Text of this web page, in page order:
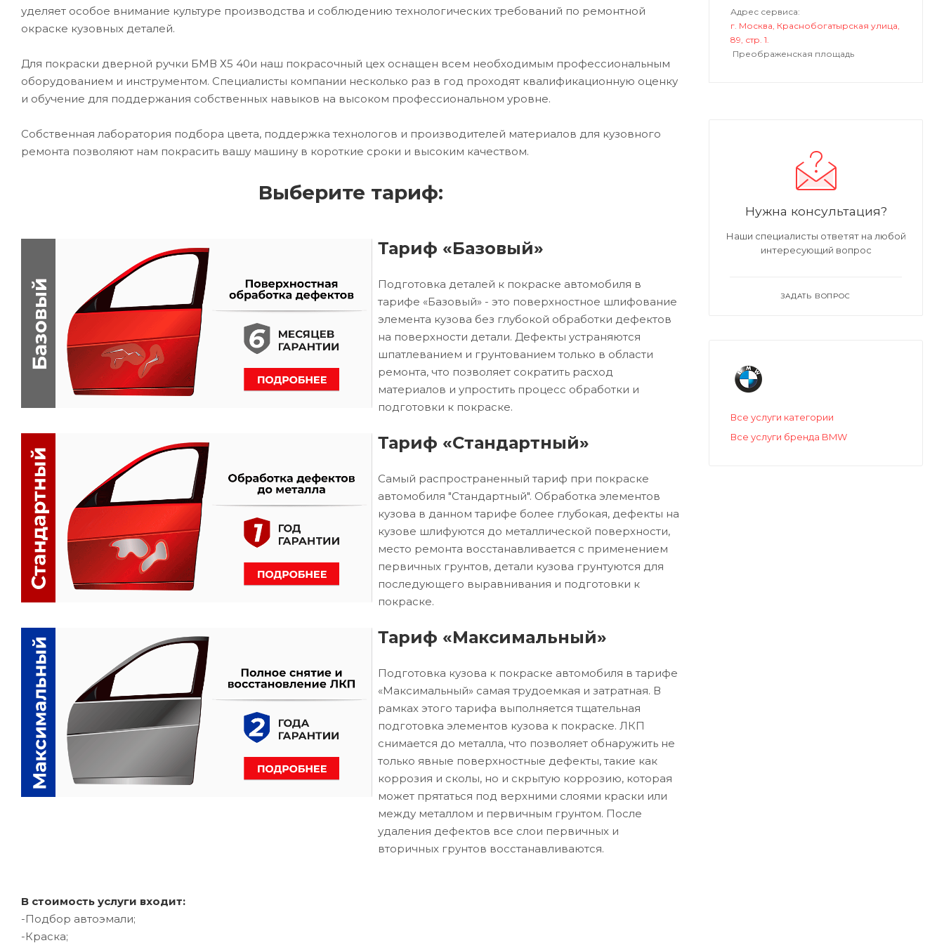
уделяет особое внимание культуре производства и соблюдению технологических требований по ремонтной
окраске кузовных деталей.
Для покраски дверной ручки БМВ Х5 40и наш покрасочный цех оснащен всем необходимым профессиональным
оборудованием и инструментом. Специалисты компании несколько раз в год проходят квалификационную оценку
и обучение для поддержания собственных навыков на высоком профессиональном уровне.
Собственная лаборатория подбора цвета, поддержка технологов и производителей материалов для кузовного
ремонта позволяют нам покрасить вашу машину в короткие сроки и высоким качеством.
Выберите тариф:
Тариф «Базовый»
Подготовка деталей к покраске автомобиля в
тарифе «Базовый» - это поверхностное шлифование
элемента кузова без глубокой обработки дефектов
на поверхности детали. Дефекты устраняются
шпатлеванием и грунтованием только в области
ремонта, что позволяет сократить расход
материалов и упростить процесс обработки и
подготовки к покраске.
Тариф «Стандартный»
Самый распространенный тариф при покраске
автомобиля "Стандартный". Обработка элементов
кузова в данном тарифе более глубокая, дефекты на
кузове шлифуются до металлической поверхности,
место ремонта восстанавливается с применением
первичных грунтов, детали кузова грунтуются для
последующего выравнивания и подготовки к
покраске.
Тариф «Максимальный»
Подготовка кузова к покраске автомобиля в тарифе
«Максимальный» самая трудоемкая и затратная. В
рамках этого тарифа выполняется тщательная
подготовка элементов кузова к покраске. ЛКП
снимается до металла, что позволяет обнаружить не
только явные поверхностные дефекты, такие как
коррозия и сколы, но и скрытую коррозию, которая
может прятаться под верхними слоями краски или
между металлом и первичным грунтом. После
удаления дефектов все слои первичных и
вторичных грунтов восстанавливаются.
В стоимость услуги входит:
-Подбор автоэмали;
-Краска;
Адрес сервиса:
г. Москва, Краснобогатырская улица,
89, стр. 1.
Преображенская площадь
Нужна консультация?
Наши специалисты ответят на любой
интересующий вопрос
ЗАДАТЬ ВОПРОС
Все услуги категории
Все услуги бренда BMW